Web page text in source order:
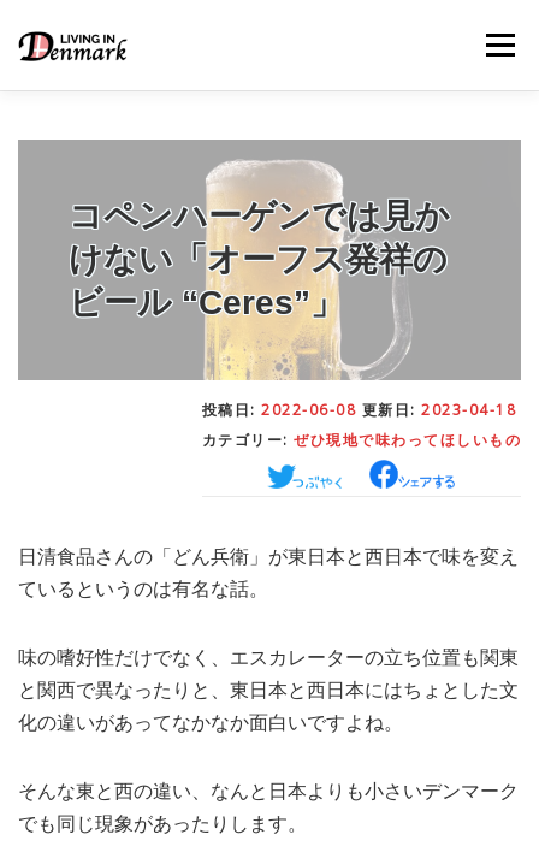
メニュー
– 生活便利帳 FOOD – ごはん事情
STUDY – 留学関連情報
WORK– デンマークの働き方
– 日本人の考察
MEDIA– メディア掲載 TRAVEL – 旅行
EVERYDAY– 日常ブログ
コペンハーゲンでは見か
けない「オーフス発祥の
ビール “Ceres”」
投稿日: 2022-06-08 更新日: 2023-04-18
カテゴリー: ぜひ現地で味わってほしいもの
日清食品さんの「どん兵衛」が東日本と西日本で味を変え
ているというのは有名な話。
味の嗜好性だけでなく、エスカレーターの立ち位置も関東
と関西で異なったりと、東日本と西日本にはちょとした文
化の違いがあってなかなか面白いですよね。
そんな東と西の違い、なんと日本よりも小さいデンマーク
でも同じ現象があったりします。